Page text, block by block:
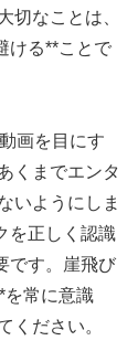
切なことは、
ける**ことで
画を目にす
くまでエンタ
いようにしま
を正しく認識
です。崖飛び
を常に意識
ください。